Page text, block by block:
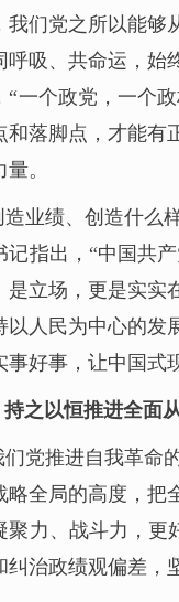
们党之所以能
吸、共命运，
一个政党，一个
落脚点，才能
。
业绩、创造什
指出，“中国共
立场，更是实
人民为中心的
好事，让中国式
之以恒推进全面
党推进自我革命
全局的高度，
力、战斗力，
治政绩观偏差，